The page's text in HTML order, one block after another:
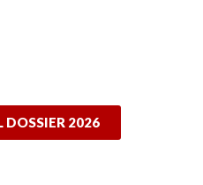
DOSSIER 2026